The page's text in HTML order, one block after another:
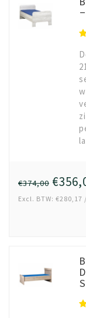
€374,00
Excl. BTW: €280,17 /